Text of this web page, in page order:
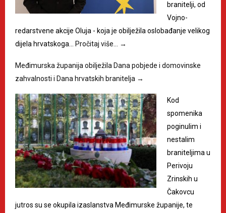
branitelji, od
Vojno-
redarstvene akcije Oluja - koja je obilježila oslobađanje velikog
dijela hrvatskoga…
Pročitaj više… →
Međimurska županija obilježila Dana pobjede i domovinske
zahvalnosti i Dana hrvatskih branitelja →
Kod
spomenika
poginulim i
nestalim
braniteljima u
Perivoju
Zrinskih u
Čakovcu
jutros su se okupila izaslanstva Međimurske županije, te